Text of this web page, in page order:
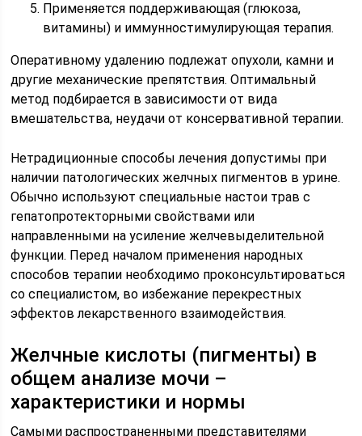
Применяется поддерживающая (глюкоза,
витамины) и иммунностимулирующая терапия.
Оперативному удалению подлежат опухоли, камни и
другие механические препятствия. Оптимальный
метод подбирается в зависимости от вида
вмешательства, неудачи от консервативной терапии.
Нетрадиционные способы лечения допустимы при
наличии патологических желчных пигментов в урине.
Обычно используют специальные настои трав с
гепатопротекторными свойствами или
направленными на усиление желчевыделительной
функции. Перед началом применения народных
способов терапии необходимо проконсультироваться
со специалистом, во избежание перекрестных
эффектов лекарственного взаимодействия.
Желчные кислоты (пигменты) в
общем анализе мочи –
характеристики и нормы
Самыми распространенными представителями